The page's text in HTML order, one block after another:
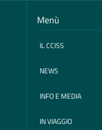
Menù
IL CCISS
NEWS
INFO E MEDIA
IN VIAGGIO